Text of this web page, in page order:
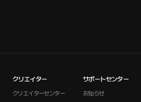
クリエイター
クリエイターセンター
サポートセンター
お知らせ